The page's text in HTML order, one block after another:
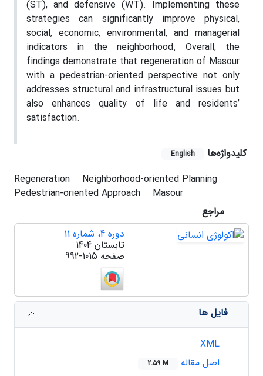
(ST), and defensive (WT). Implementing these
strategies can significantly improve physical,
social, economic, environmental, and managerial
indicators in the neighborhood. Overall, the
findings demonstrate that regeneration of Masour
with a pedestrian-oriented perspective not only
addresses structural and infrastructural issues but
also enhances quality of life and residents’
satisfaction.
کلیدواژه‌ها English
Regeneration
Neighborhood-oriented Planning
Pedestrian-oriented Approach
Masour
مراجع
دوره 4، شماره 11
تابستان 1404
صفحه 992-1015
فایل ها
اصل مقاله
2.59 M